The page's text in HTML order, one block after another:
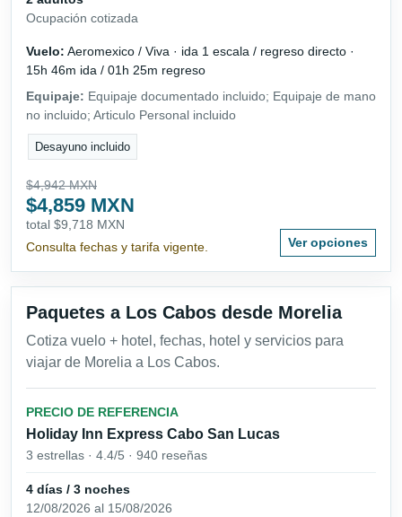
Ocupación cotizada
Vuelo: Aeromexico / Viva · ida 1 escala / regreso directo ·
15h 46m ida / 01h 25m regreso
Equipaje: Equipaje documentado incluido; Equipaje de mano
no incluido; Articulo Personal incluido
Desayuno incluido
$4,942 MXN
$4,859 MXN
total $9,718 MXN
Consulta fechas y tarifa vigente.
Ver opciones
Paquetes a Los Cabos desde Morelia
Cotiza vuelo + hotel, fechas, hotel y servicios para
viajar de Morelia a Los Cabos.
PRECIO DE REFERENCIA
Holiday Inn Express Cabo San Lucas
3 estrellas · 4.4/5 · 940 reseñas
4 días / 3 noches
12/08/2026 al 15/08/2026